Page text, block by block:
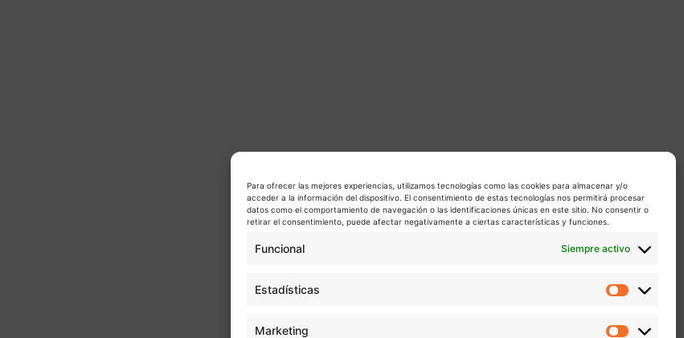
Para ofrecer las mejores experiencias, utilizamos tecnologías como las cookies para almacenar y/o
acceder a la información del dispositivo. El consentimiento de estas tecnologías nos permitirá procesar
datos como el comportamiento de navegación o las identificaciones únicas en este sitio. No consentir o
retirar el consentimiento, puede afectar negativamente a ciertas características y funciones.
Funcional Siempre activo
Estadísticas
Marketing